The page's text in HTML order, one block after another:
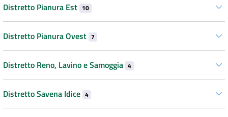
Distretto Pianura Est 10
Distretto Pianura Ovest 7
Distretto Reno, Lavino e Samoggia 4
Distretto Savena Idice 4